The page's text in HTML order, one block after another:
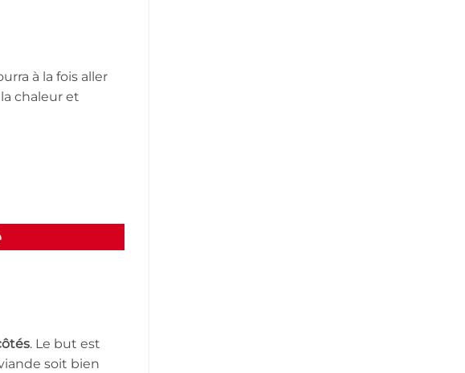
à la fois aller
chaleur et
. Le but est
soit bien